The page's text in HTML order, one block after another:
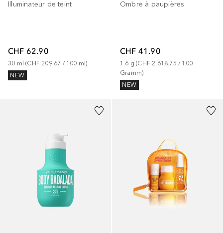
Illuminateur de teint
CHF 62.90
30 ml (CHF 209.67 / 100 ml)
NEW
Ombre à paupières
CHF 41.90
1.6 g (CHF 2,618.75 / 100
Gramm)
NEW